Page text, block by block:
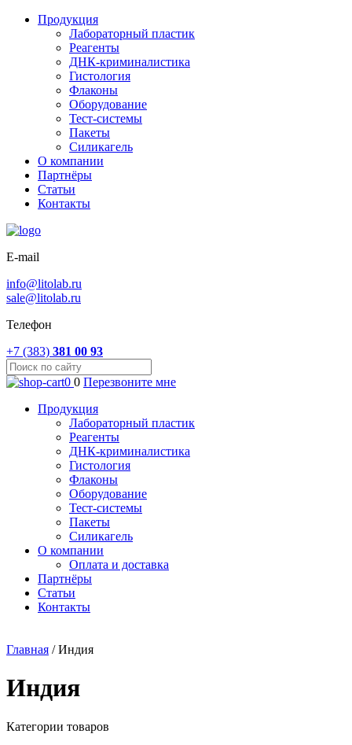
Продукция
Лабораторный пластик
Реагенты
ДНК-криминалистика
Гистология
Флаконы
Оборудование
Тест-системы
Пакеты
Силикагель
О компании
Партнёры
Статьи
Контакты
E-mail
info@litolab.ru
sale@litolab.ru
Телефон
+7 (383) 381 00 93
0 0 Перезвоните мне
Продукция
Лабораторный пластик
Реагенты
ДНК-криминалистика
Гистология
Флаконы
Оборудование
Тест-системы
Пакеты
Силикагель
О компании
Оплата и доставка
Партнёры
Статьи
Контакты
Главная /Индия
Индия
Категории товаров